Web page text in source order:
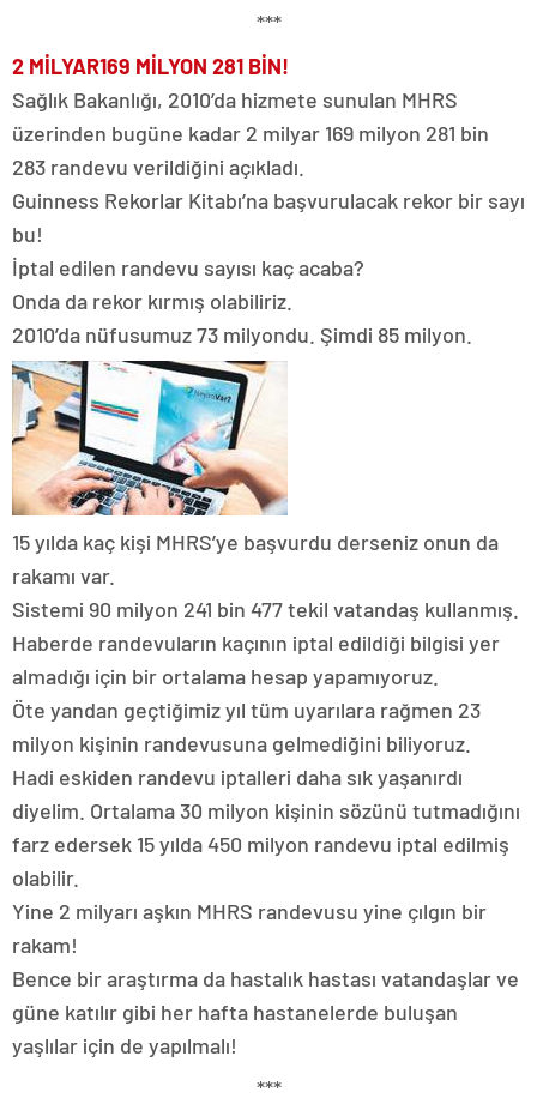
***
2 MİLYAR169 MİLYON 281 BİN!
Sağlık Bakanlığı, 2010’da hizmete sunulan MHRS
üzerinden bugüne kadar 2 milyar 169 milyon 281 bin
283 randevu verildiğini açıkladı.
Guinness Rekorlar Kitabı’na başvurulacak rekor bir sayı
bu!
İptal edilen randevu sayısı kaç acaba?
Onda da rekor kırmış olabiliriz.
2010’da nüfusumuz 73 milyondu. Şimdi 85 milyon.
15 yılda kaç kişi MHRS’ye başvurdu derseniz onun da
rakamı var.
Sistemi 90 milyon 241 bin 477 tekil vatandaş kullanmış.
Haberde randevuların kaçının iptal edildiği bilgisi yer
almadığı için bir ortalama hesap yapamıyoruz.
Öte yandan geçtiğimiz yıl tüm uyarılara rağmen 23
milyon kişinin randevusuna gelmediğini biliyoruz.
Hadi eskiden randevu iptalleri daha sık yaşanırdı
diyelim. Ortalama 30 milyon kişinin sözünü tutmadığını
farz edersek 15 yılda 450 milyon randevu iptal edilmiş
olabilir.
Yine 2 milyarı aşkın MHRS randevusu yine çılgın bir
rakam!
Bence bir araştırma da hastalık hastası vatandaşlar ve
güne katılır gibi her hafta hastanelerde buluşan
yaşlılar için de yapılmalı!
***